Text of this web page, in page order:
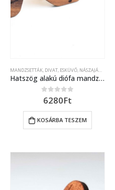
MANDZSETTÁK, DIVAT, ESKÜVŐ, NÁSZAJÁNDÉK
Hatszög alakú diófa mandzsetta pár tacskó mintával
0out of 5
6280Ft
KOSÁRBA TESZEM